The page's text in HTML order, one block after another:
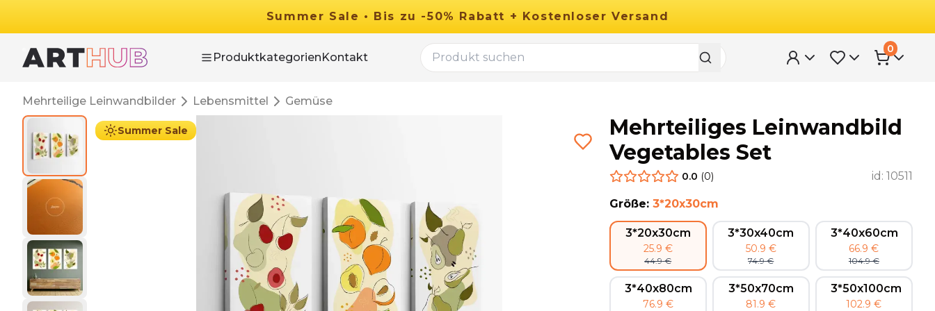
Summer Sale • Bis zu -50% Rabatt + Kostenloser Versand
ProduktkategorienKontakt
0
Mehrteilige Leinwandbilder Lebensmittel Gemüse
Summer Sale
Mehrteiliges Leinwandbild
Vegetables Set
0.0 (0) id: 10511
Größe: 3*20x30cm
3*20x30cm
25.9 €
44.9 €
3*30x40cm
50.9 €
74.9 €
3*40x60cm
66.9 €
104.9 €
3*40x80cm
76.9 €
3*50x70cm
81.9 €
3*50x100cm
102.9 €